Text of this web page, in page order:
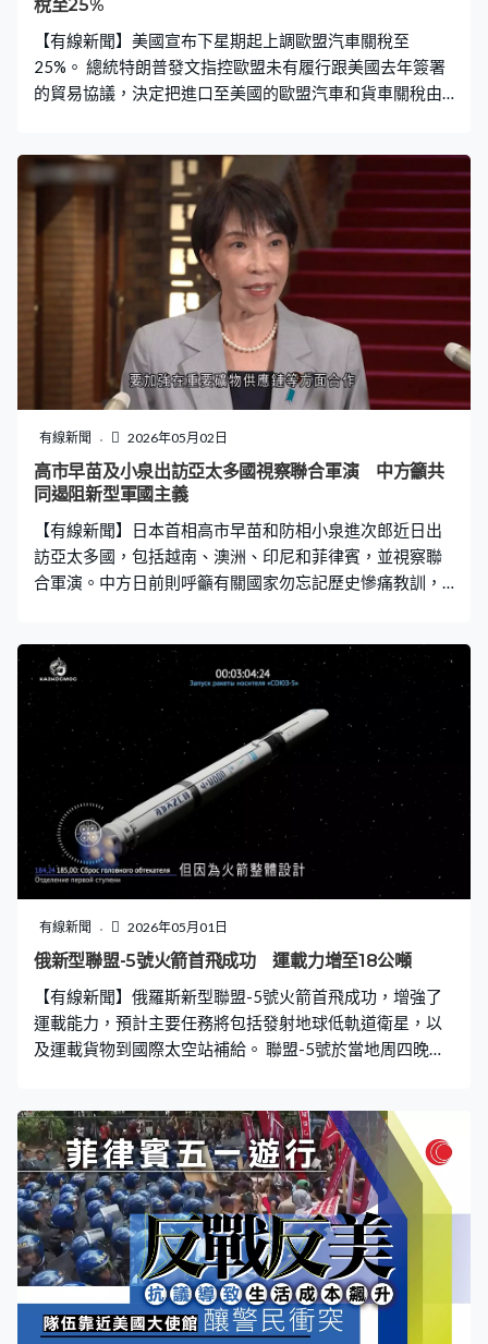
稅至25%
【有線新聞】美國宣布下星期起上調歐盟汽車關稅至
25%。 總統特朗普發文指控歐盟未有履行跟美國去年簽署
的貿易協議，決定把進口至美國的歐盟汽車和貨車關稅由
可靠的貿易夥伴，稱不應這樣對待緊密夥伴，歐盟將憑自
身優勢，用明確、堅定態度回應。
有線新聞 2026年05月02日
高市早苗及小泉出訪亞太多國視察聯合軍演 中方籲共
同遏阻新型軍國主義
【有線新聞】日本首相高市早苗和防相小泉進次郎近日出
訪亞太多國，包括越南、澳洲、印尼和菲律賓，並視察聯
合軍演。中方日前則呼籲有關國家勿忘記歷史慘痛教訓，
鄧春風、常務副外長阮明羽等在場迎接。高市此行將與越
共總書記蘇林及總理黎明興等越方高層會晤，高市指此次
出訪越南和澳洲，要加強在重要礦物供應鏈等方面合作。
高市早苗：「透過這些訪問，亦考慮到中東局勢，亞洲區
的能源供應穩定及重要礦物等供應鏈加強韌性，以確認在
這些方面加強合作。這種種合作也對日本的原油、石油產
品等重要物資運輸也是很重要的。」高市又被問及對華關
係，重申兩國是重要近鄰，仍對雙方對話持開放態度，將
繼續作戰略和有效應對。 高市出訪的下一站澳洲，防相小
泉進次郎在兩周前也到訪過，並達成了提供軍艦的協議，
亦是修改武器出口原則後的首宗大規模協議。小泉下周起
將到訪印尼和菲律賓，其中在菲律賓期間將視察年度美菲
聯合軍演，今年亦是日本的自衛隊首次正式參與軍演的戰
鬥部分。 中方早前批評日本近日參與軍演等種種動向，指
日本的新型軍國主義已成勢為患，構成現實威脅
有線新聞 2026年05月01日
俄新型聯盟-5號火箭首飛成功 運載力增至18公噸
【有線新聞】俄羅斯新型聯盟-5號火箭首飛成功，增強了
運載能力，預計主要任務將包括發射地球低軌道衛星，以
及運載貨物到國際太空站補給。 聯盟-5號於當地周四晚在
度和分別最明顯。天頂號火箭以RD-120主推力引擎配合
RD-8姿態控制引擎，聯盟-5號則換了兩者整合一體的RD-
0124MS引擎，可同時產生主要推力和控制姿態。雖然引
擎的最大推力只有舊款引擎約一半，但因為火箭整體設計
和燃料使用的效率增加，令運載力不降反升，運載往地球
低軌道的最大載荷，由約14公噸增至18公噸。 除了技術原
因，俄羅斯研發這款火箭多少亦與烏克蘭之間的地緣局勢
相關，因為新的聯盟-5號可擺脫對個別烏克蘭設計和零件
的依賴。